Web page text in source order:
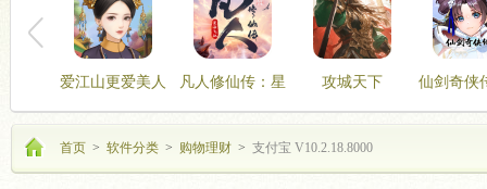
爱江山更爱美人
凡人修仙传：星
攻城天下
仙剑奇侠
首页 > 软件分类 > 购物理财 > 支付宝 V10.2.18.8000